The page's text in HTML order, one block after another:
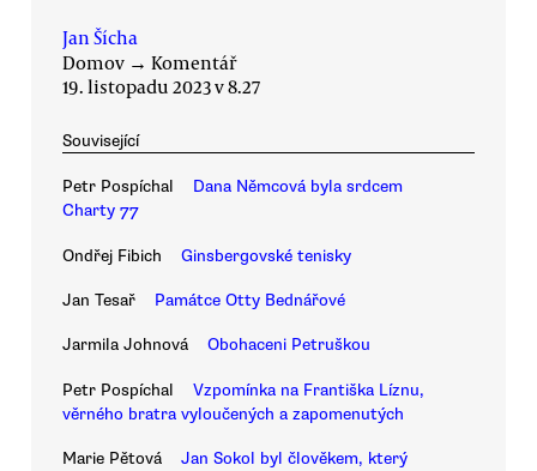
Jan Šícha
Domov → Komentář
19. listopadu 2023 v 8.27
Související
Petr Pospíchal
Dana Němcová byla srdcem
Charty 77
Ondřej Fibich Ginsbergovské tenisky
Jan Tesař Památce Otty Bednářové
Jarmila Johnová Obohaceni Petruškou
Petr Pospíchal
Vzpomínka na Františka Líznu,
věrného bratra vyloučených a zapomenutých
Marie Pětová
Jan Sokol byl člověkem, který